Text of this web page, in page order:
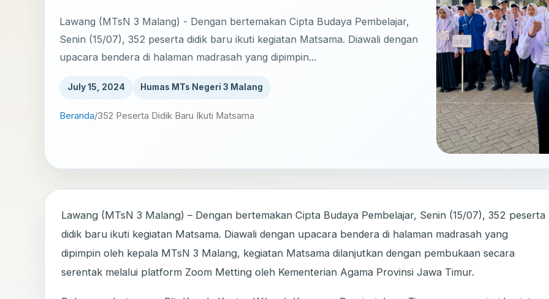
Lawang (MTsN 3 Malang) - Dengan bertemakan Cipta Budaya Pembelajar,
Senin (15/07), 352 peserta didik baru ikuti kegiatan Matsama. Diawali dengan
upacara bendera di halaman madrasah yang dipimpin...
July 15, 2024 Humas MTs Negeri 3 Malang
Beranda/352 Peserta Didik Baru Ikuti Matsama
Lawang (MTsN 3 Malang) – Dengan bertemakan Cipta Budaya Pembelajar, Senin (15/07), 352 peserta
didik baru ikuti kegiatan Matsama. Diawali dengan upacara bendera di halaman madrasah yang
dipimpin oleh kepala MTsN 3 Malang, kegiatan Matsama dilanjutkan dengan pembukaan secara
serentak melalui platform Zoom Metting oleh Kementerian Agama Provinsi Jawa Timur.